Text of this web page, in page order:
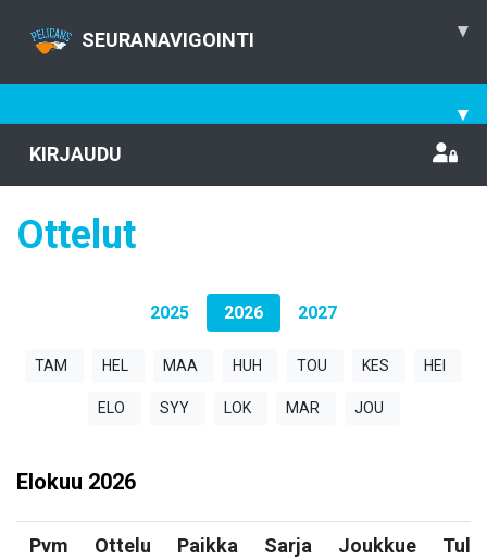
SEURANAVIGOINTI ▾
▾
KIRJAUDU
Ottelut
2025 2026 2027
TAM HEL MAA HUH TOU KES HEI
ELO SYY LOK MAR JOU
Elokuu 2026
Pvm Ottelu Paikka Sarja Joukkue